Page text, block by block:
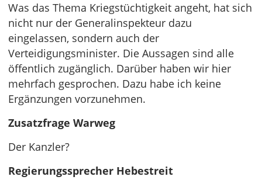
Was das Thema Kriegstüchtigkeit angeht, hat sich
nicht nur der Generalinspekteur dazu
eingelassen, sondern auch der
Verteidigungsminister. Die Aussagen sind alle
öffentlich zugänglich. Darüber haben wir hier
mehrfach gesprochen. Dazu habe ich keine
Ergänzungen vorzunehmen.
Zusatzfrage Warweg
Der Kanzler?
Regierungssprecher Hebestreit